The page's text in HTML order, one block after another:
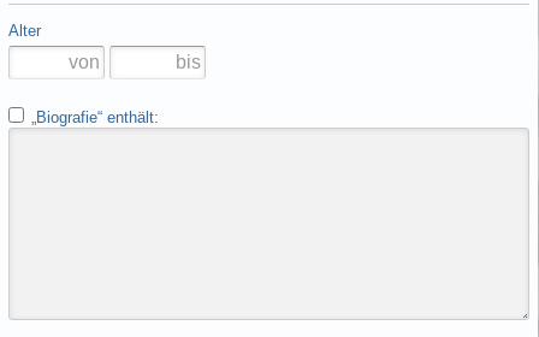
Alter
„Biografie“ enthält: